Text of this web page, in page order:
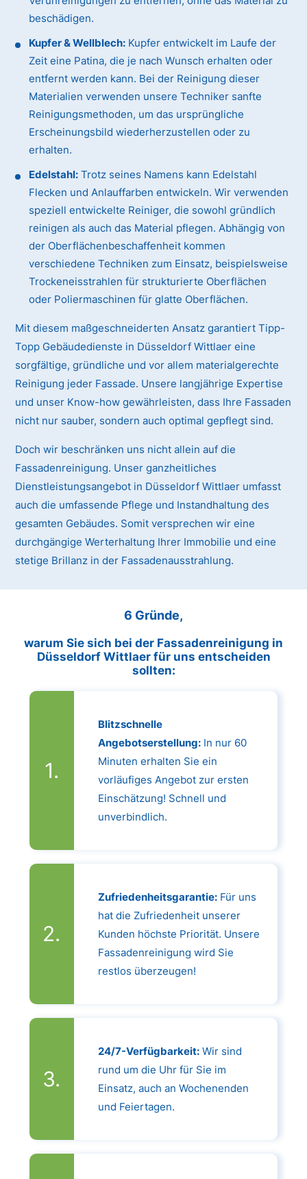
beschädigen.
Kupfer & Wellblech: Kupfer entwickelt im Laufe der
Zeit eine Patina, die je nach Wunsch erhalten oder
entfernt werden kann. Bei der Reinigung dieser
Materialien verwenden unsere Techniker sanfte
Reinigungsmethoden, um das ursprüngliche
Erscheinungsbild wiederherzustellen oder zu
erhalten.
Edelstahl: Trotz seines Namens kann Edelstahl
Flecken und Anlauffarben entwickeln. Wir verwenden
speziell entwickelte Reiniger, die sowohl gründlich
reinigen als auch das Material pflegen. Abhängig von
der Oberflächenbeschaffenheit kommen
verschiedene Techniken zum Einsatz, beispielsweise
Trockeneisstrahlen für strukturierte Oberflächen
oder Poliermaschinen für glatte Oberflächen.
Mit diesem maßgeschneiderten Ansatz garantiert Tipp-
Topp Gebäudedienste in Düsseldorf Wittlaer eine
sorgfältige, gründliche und vor allem materialgerechte
Reinigung jeder Fassade. Unsere langjährige Expertise
und unser Know-how gewährleisten, dass Ihre Fassaden
nicht nur sauber, sondern auch optimal gepflegt sind.
Doch wir beschränken uns nicht allein auf die
Fassadenreinigung. Unser ganzheitliches
Dienstleistungsangebot in Düsseldorf Wittlaer umfasst
auch die umfassende Pflege und Instandhaltung des
gesamten Gebäudes. Somit versprechen wir eine
durchgängige Werterhaltung Ihrer Immobilie und eine
stetige Brillanz in der Fassadenausstrahlung.
6 Gründe,
warum Sie sich bei der Fassadenreinigung in
Düsseldorf Wittlaer für uns entscheiden
sollten:
Blitzschnelle
Angebotserstellung:In nur 60
Minuten erhalten Sie ein
vorläufiges Angebot zur ersten
Einschätzung! Schnell und
unverbindlich.
Zufriedenheitsgarantie:Für uns
hat die Zufriedenheit unserer
Kunden höchste Priorität. Unsere
Fassadenreinigung wird Sie
restlos überzeugen!
24/7-Verfügbarkeit:Wir sind
rund um die Uhr für Sie im
Einsatz, auch an Wochenenden
und Feiertagen.